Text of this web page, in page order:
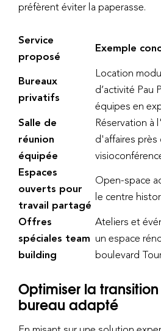
préfèrent éviter la paperasse.
Service
proposé
Exemple
Bureaux
privatifs
Location
d’activité Pau
équipes en
Salle de
réunion
équipée
Réservation à
d'affaires près
Espaces
ouverts pour
travail partagé
Open-space
le centre
Offres
spéciales team
building
Ateliers et
un espace
boulevard
Optimiser la transition
bureau adapté